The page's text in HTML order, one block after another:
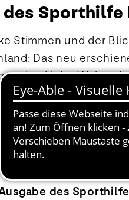
Sporthilfe
Stimmen und der
Das neu
Heim-
Darja
auf eine
oder welche Sprache
in ihrem
des